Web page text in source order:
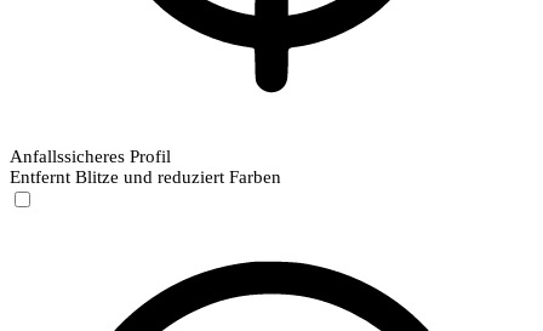
Anfallssicheres Profil
Entfernt Blitze und reduziert Farben